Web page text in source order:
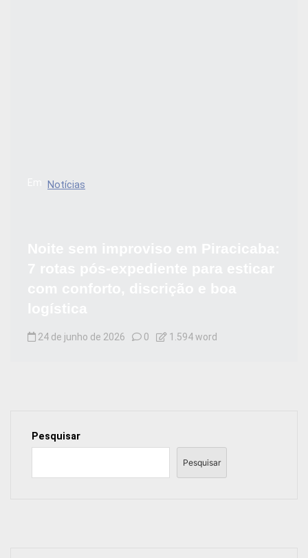
Notícias
24 de junho de 2026 0 1.594 word
Pesquisar
Pesquisar